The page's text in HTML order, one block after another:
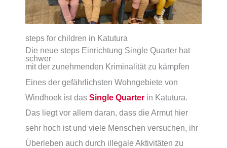
steps for children in Katutura
Die neue steps Einrichtung Single Quarter hat
schwer
mit der zunehmenden Kriminalität zu kämpfen
Eines der gefährlichsten Wohngebiete von
Windhoek ist das Single Quarter in Katutura.
Das liegt vor allem daran, dass die Armut hier
sehr hoch ist und viele Menschen versuchen, ihr
Überleben auch durch illegale Aktivitäten zu